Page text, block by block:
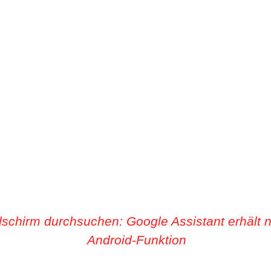
durchsuchen: Google Assistant erhält
Android-Funktion